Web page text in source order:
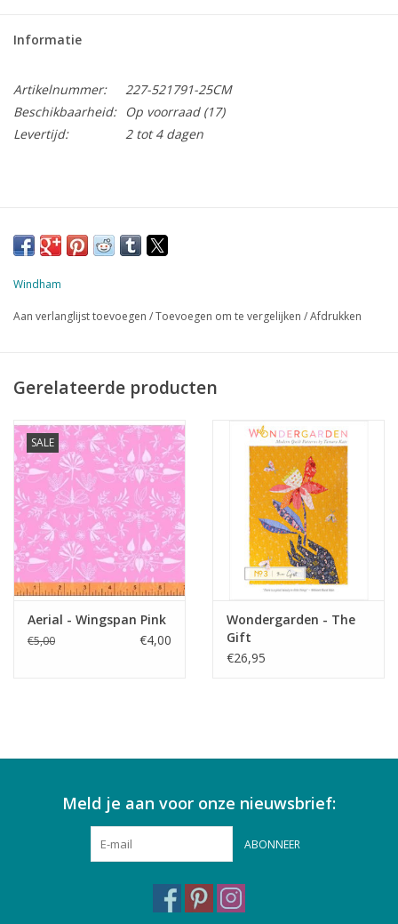
Informatie
Artikelnummer:
227-521791-25CM
Beschikbaarheid:
Op voorraad(17)
Levertijd:
2 tot 4 dagen
Windham
Aan verlanglijst toevoegen /Toevoegen om te vergelijken /Afdrukken
Gerelateerde producten
SALE
Aerial - Wingspan Pink
€5,00 €4,00
Wondergarden - The
Gift
€26,95
Meld je aan voor onze nieuwsbrief:
ABONNEER